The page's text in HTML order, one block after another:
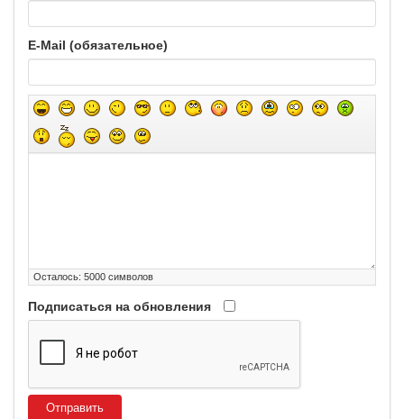
E-Mail (обязательное)
Осталось: 5000 символов
Подписаться на обновления
Отправить